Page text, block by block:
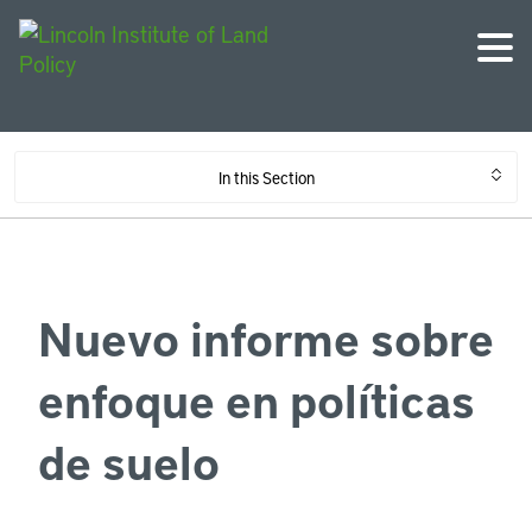
In this Section
Nuevo informe sobre
enfoque en políticas
de suelo